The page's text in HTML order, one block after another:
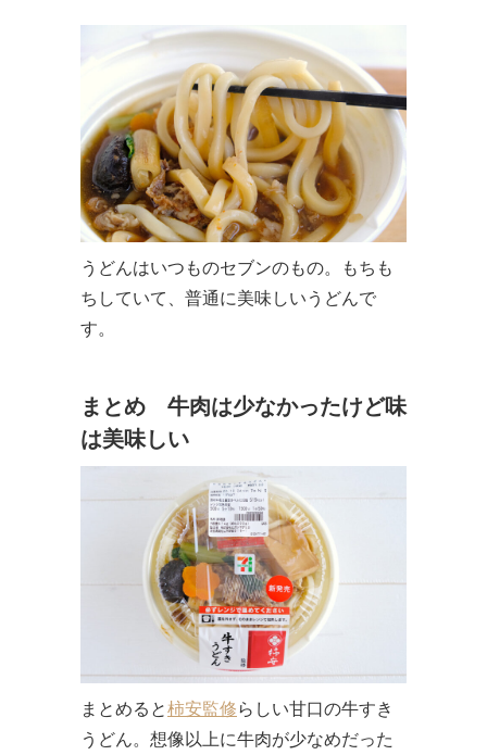
うどんはいつものセブンのもの。もちも
ちしていて、普通に美味しいうどんで
す。
まとめ 牛肉は少なかったけど味
は美味しい
まとめると柿安監修らしい甘口の牛すき
うどん。想像以上に牛肉が少なめだった